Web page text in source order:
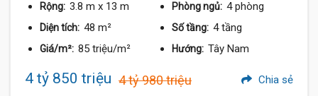
Rộng: 3.8 m x 13 m Phòng ngủ: 4 phòng
Diện tích: 48 m² Số tầng: 4 tầng
Giá/m²: 85 triệu/m² Hướng: Tây Nam
4 tỷ 850 triệu 4 tỷ 980 triệu Chia sẻ